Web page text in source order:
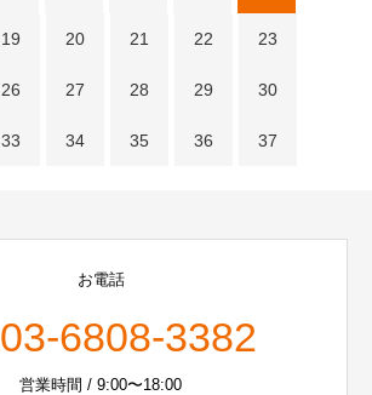
19 20 21 22 23
26 27 28 29 30
33 34 35 36 37
お電話
03-6808-3382
営業時間 / 9:00〜18:00